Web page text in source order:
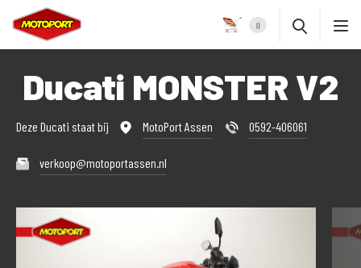
0
Ducati MONSTER V2
Deze Ducati staat bij MotoPort Assen 0592-406061
verkoop@motoportassen.nl